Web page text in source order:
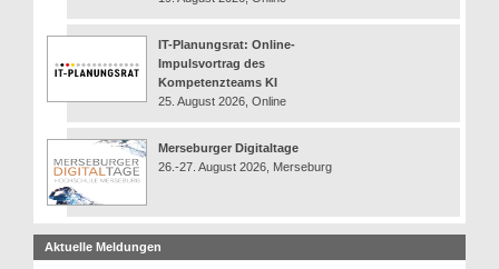
IT-Planungsrat: Online-
Impulsvortrag des
Kompetenzteams KI
25. August 2026, Online
Merseburger Digitaltage
26.-27. August 2026, Merseburg
Aktuelle Meldungen